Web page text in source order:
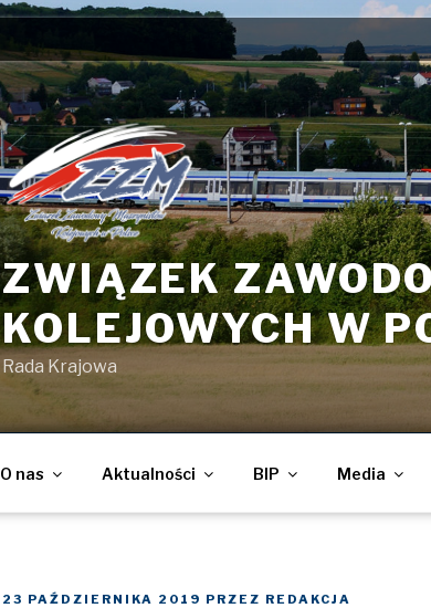
ZWIĄZEK
KOLEJOWYCH W
Rada Krajowa
O nas Aktualności BIP Media
OPUBLIKOWANE
23 PAŹDZIERNIKA 2019 PRZEZ REDAKCJA